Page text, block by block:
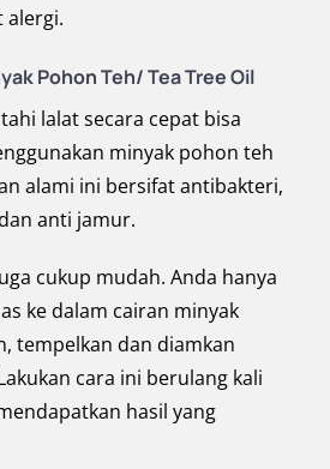
alergi.
Pohon Teh/ Tea Tree Oil
lalat secara cepat bisa
minyak pohon teh
alami ini bersifat antibakteri,
anti jamur.
cukup mudah. Anda hanya
ke dalam cairan minyak
tempelkan dan diamkan
cara ini berulang kali
hasil yang